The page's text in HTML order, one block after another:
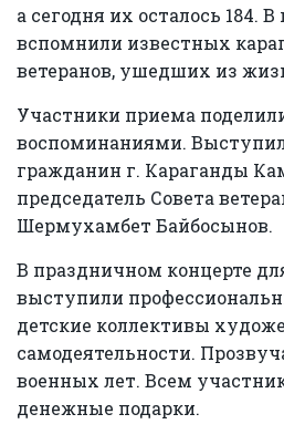
а сегодня их осталось 184.
вспомнили известных
ветеранов, ушедших из
Участники приема
воспоминаниями.
гражданин г. Караганды
председатель Совета
Шермухамбет Байбосынов.
В праздничном концерте
выступили
детские коллективы
самодеятельности.
военных лет. Всем
денежные подарки.